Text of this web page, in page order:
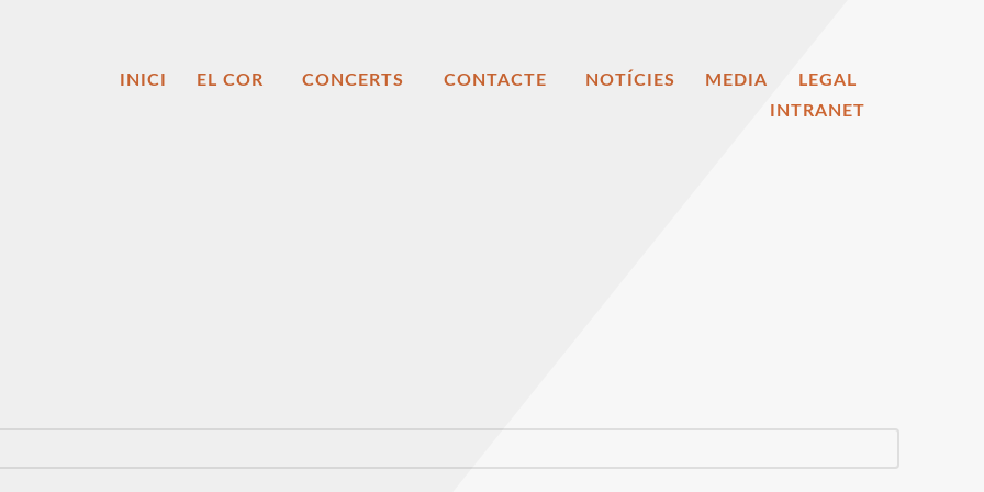
INICI EL COR CONCERTS CONTACTE NOTÍCIES MEDIA
LEGAL
INTRANET